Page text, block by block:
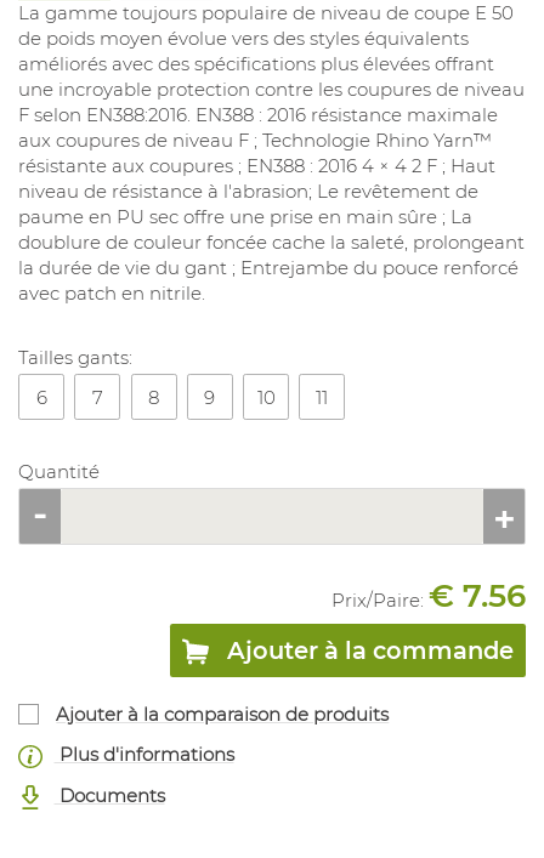
La gamme toujours populaire de niveau de coupe E 50
de poids moyen évolue vers des styles équivalents
améliorés avec des spécifications plus élevées offrant
une incroyable protection contre les coupures de niveau
F selon EN388:2016. EN388 : 2016 résistance maximale
aux coupures de niveau F ; Technologie Rhino Yarn™
résistante aux coupures ; EN388 : 2016 4 × 4 2 F ; Haut
niveau de résistance à l'abrasion; Le revêtement de
paume en PU sec offre une prise en main sûre ; La
doublure de couleur foncée cache la saleté, prolongeant
la durée de vie du gant ; Entrejambe du pouce renforcé
avec patch en nitrile.
Tailles gants:
6
7 8 9 10 11
Quantité
Prix/Paire: € 7.56
Ajouter à la commande
Ajouter à la comparaison de produits
Plus d'informations
Documents